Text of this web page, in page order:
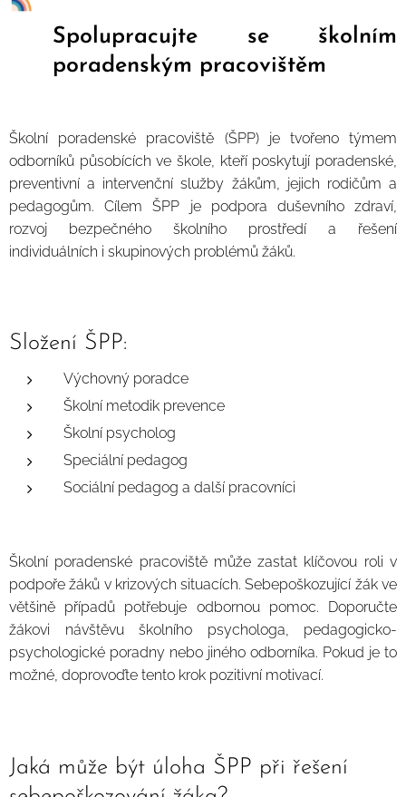
Spolupracujte se školním
poradenským pracovištěm
Školní poradenské pracoviště (ŠPP) je tvořeno týmem
odborníků působících ve škole, kteří poskytují poradenské,
preventivní a intervenční služby žákům, jejich rodičům a
pedagogům. Cílem ŠPP je podpora duševního zdraví,
rozvoj bezpečného školního prostředí a řešení
individuálních i skupinových problémů žáků.
Složení ŠPP:
Výchovný poradce
Školní metodik prevence
Školní psycholog
Speciální pedagog
Sociální pedagog a další pracovníci
Školní poradenské pracoviště může zastat klíčovou roli v
podpoře žáků v krizových situacích. Sebepoškozující žák ve
většině případů potřebuje odbornou pomoc. Doporučte
žákovi návštěvu školního psychologa, pedagogicko-
psychologické poradny nebo jiného odborníka. Pokud je to
možné, doprovoďte tento krok pozitivní motivací.
Jaká může být úloha ŠPP při řešení